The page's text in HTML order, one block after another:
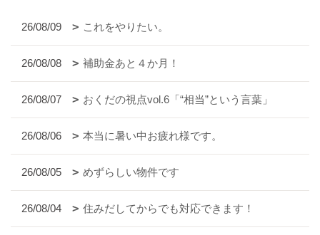
26/08/09 これをやりたい。
26/08/08 補助金あと４か月！
26/08/07 おくだの視点vol.6「“相当”という言葉」
26/08/06 本当に暑い中お疲れ様です。
26/08/05 めずらしい物件です
26/08/04 住みだしてからでも対応できます！